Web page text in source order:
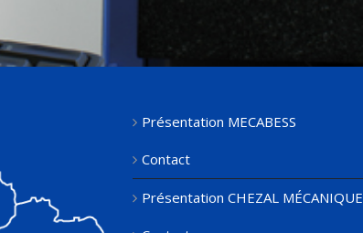
Présentation MECABESS
Contact
Présentation CHEZAL MÉCANIQUE